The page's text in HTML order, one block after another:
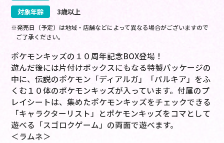
対象年齢
3歳以上
※発売日（予定）は地域・店舗などによって異なる場合がございますので
ご了承ください。
ポケモンキッズの１０周年記念BOX登場！
遊んだ後には片付けボックスにもなる特製パッケージの
中に、伝説のポケモン「ディアルガ」「パルキア」をふ
くむ１０体のポケモンキッズが入っています。付属のプ
レイシートは、集めたポケモンキッズをチェックできる
「キャラクターリスト」とポケモンキッズをコマとして
遊べる「スゴロクゲーム」の両面で遊べます。
＜ラムネ＞